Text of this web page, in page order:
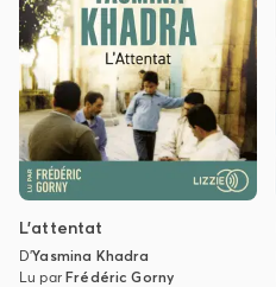
L'attentat
D'Yasmina Khadra
Lu parFrédéric Gorny